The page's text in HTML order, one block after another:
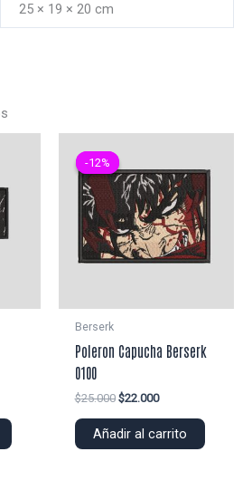
25 × 19 × 20 cm
-12%
-12%
Berserk
Poleron Capucha Berserk
0100
$25.000 El
original
$22.000El
actual
Añadir al carrito